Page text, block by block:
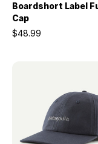
Boardshort Label
Cap
$48.99